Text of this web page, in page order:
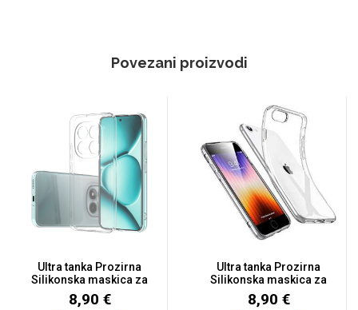
Povezani proizvodi
Ultra tanka Prozirna
Silikonska maskica za
Red...
8,90 €
Ultra tanka Prozirna
Silikonska maskica za
iPh...
8,90 €